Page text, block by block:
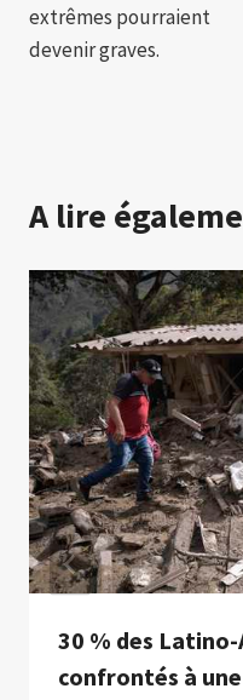
extrêmes pourraient
devenir graves.
A lire
30 % des
confrontés à